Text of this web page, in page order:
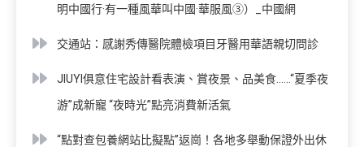
明中國行·有一種風華叫中國·華服風③）_中國網
交通站：感謝秀傳醫院體檢項目牙醫用華語親切問診
JIUYI俱意住宅設計看表演、賞夜景、品美食……“夏季夜
游”成新寵 “夜時光”點亮消費新活氣
“點對查包養網站比擬點”返崗！各地多舉動保證外出休